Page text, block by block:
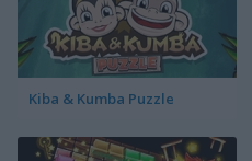
Kiba & Kumba Puzzle